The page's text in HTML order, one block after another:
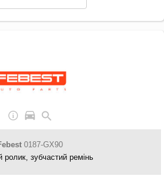
0187-GX90
ролик, зубчастий ремінь